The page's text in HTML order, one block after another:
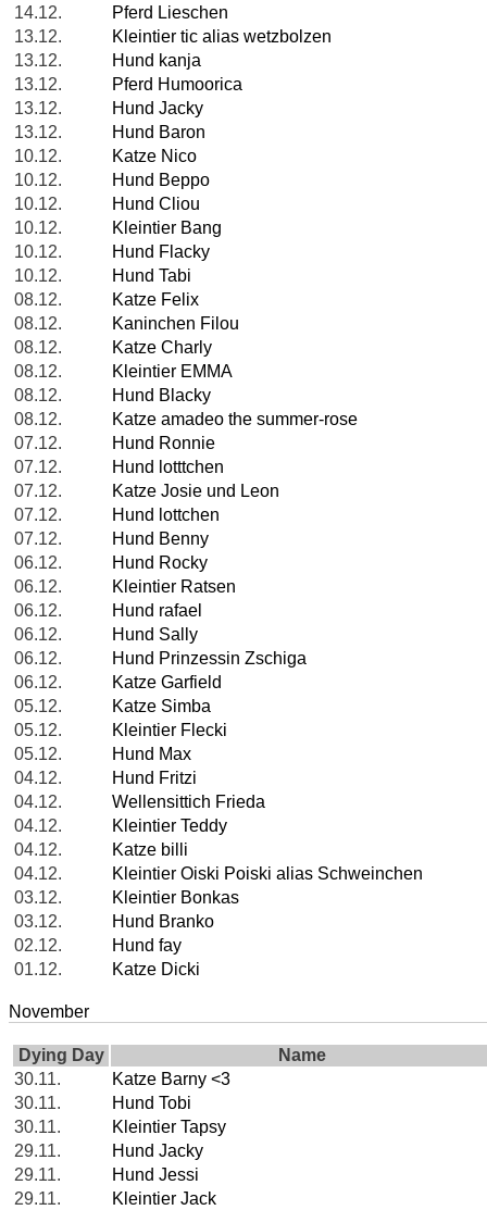
14.12.
Pferd Lieschen
13.12.
Kleintier tic alias wetzbolzen
13.12.
Hund kanja
13.12.
Pferd Humoorica
13.12.
Hund Jacky
13.12.
Hund Baron
10.12.
Katze Nico
10.12.
Hund Beppo
10.12.
Hund Cliou
10.12.
Kleintier Bang
10.12.
Hund Flacky
10.12.
Hund Tabi
08.12.
Katze Felix
08.12.
Kaninchen Filou
08.12.
Katze Charly
08.12.
Kleintier EMMA
08.12.
Hund Blacky
08.12.
Katze amadeo the summer-rose
07.12.
Hund Ronnie
07.12.
Hund lotttchen
07.12.
Katze Josie und Leon
07.12.
Hund lottchen
07.12.
Hund Benny
06.12.
Hund Rocky
06.12.
Kleintier Ratsen
06.12.
Hund rafael
06.12.
Hund Sally
06.12.
Hund Prinzessin Zschiga
06.12.
Katze Garfield
05.12.
Katze Simba
05.12.
Kleintier Flecki
05.12.
Hund Max
04.12.
Hund Fritzi
04.12.
Wellensittich Frieda
04.12.
Kleintier Teddy
04.12.
Katze billi
04.12.
Kleintier Oiski Poiski alias Schweinchen
03.12.
Kleintier Bonkas
03.12.
Hund Branko
02.12.
Hund fay
01.12.
Katze Dicki
November
Dying Day
Name
30.11.
Katze Barny <3
30.11.
Hund Tobi
30.11.
Kleintier Tapsy
29.11.
Hund Jacky
29.11.
Hund Jessi
29.11.
Kleintier Jack